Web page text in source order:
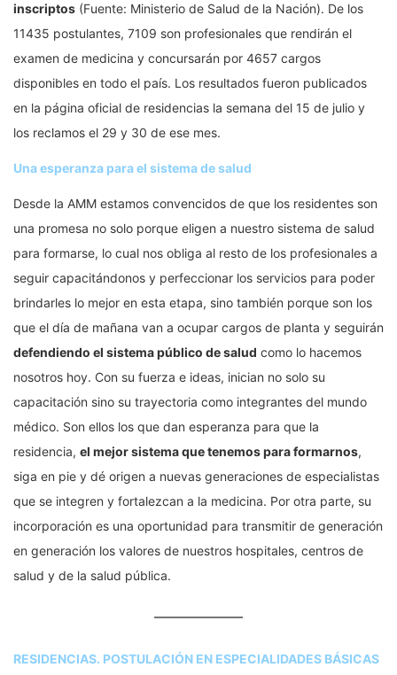
inscriptos (Fuente: Ministerio de Salud de la Nación). De los
11435 postulantes, 7109 son profesionales que rendirán el
examen de medicina y concursarán por 4657 cargos
disponibles en todo el país. Los resultados fueron publicados
en la página oficial de residencias la semana del 15 de julio y
los reclamos el 29 y 30 de ese mes.
Una esperanza para el sistema de salud
Desde la AMM estamos convencidos de que los residentes son
una promesa no solo porque eligen a nuestro sistema de salud
para formarse, lo cual nos obliga al resto de los profesionales a
seguir capacitándonos y perfeccionar los servicios para poder
brindarles lo mejor en esta etapa, sino también porque son los
que el día de mañana van a ocupar cargos de planta y seguirán
defendiendo el sistema público de salud como lo hacemos
nosotros hoy. Con su fuerza e ideas, inician no solo su
capacitación sino su trayectoria como integrantes del mundo
médico. Son ellos los que dan esperanza para que la
residencia, el mejor sistema que tenemos para formarnos,
siga en pie y dé origen a nuevas generaciones de especialistas
que se integren y fortalezcan a la medicina. Por otra parte, su
incorporación es una oportunidad para transmitir de generación
en generación los valores de nuestros hospitales, centros de
salud y de la salud pública.
RESIDENCIAS. POSTULACIÓN EN ESPECIALIDADES BÁSICAS